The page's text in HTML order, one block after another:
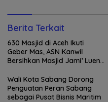
Berita Terkait
630 Masjid di Aceh Ikuti
Geber Mas, ASN Kanwil
Bersihkan Masjid Jami’ Lueng
Wali Kota Sabang Dorong
Penguatan Peran Sabang
sebagai Pusat Bisnis Maritim